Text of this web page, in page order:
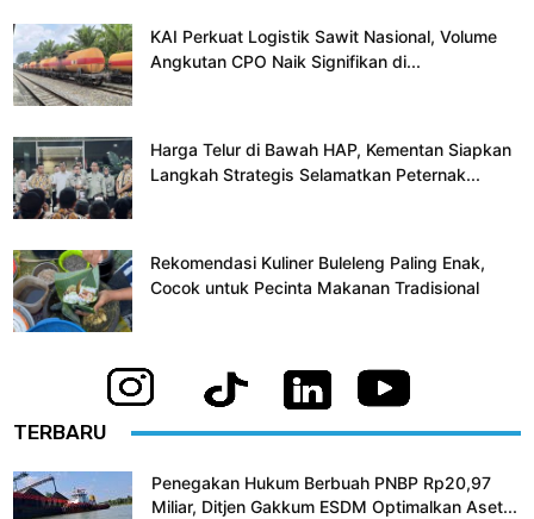
KAI Perkuat Logistik Sawit Nasional, Volume
Angkutan CPO Naik Signifikan di...
Harga Telur di Bawah HAP, Kementan Siapkan
Langkah Strategis Selamatkan Peternak...
Rekomendasi Kuliner Buleleng Paling Enak,
Cocok untuk Pecinta Makanan Tradisional
TERBARU
Penegakan Hukum Berbuah PNBP Rp20,97
Miliar, Ditjen Gakkum ESDM Optimalkan Aset...